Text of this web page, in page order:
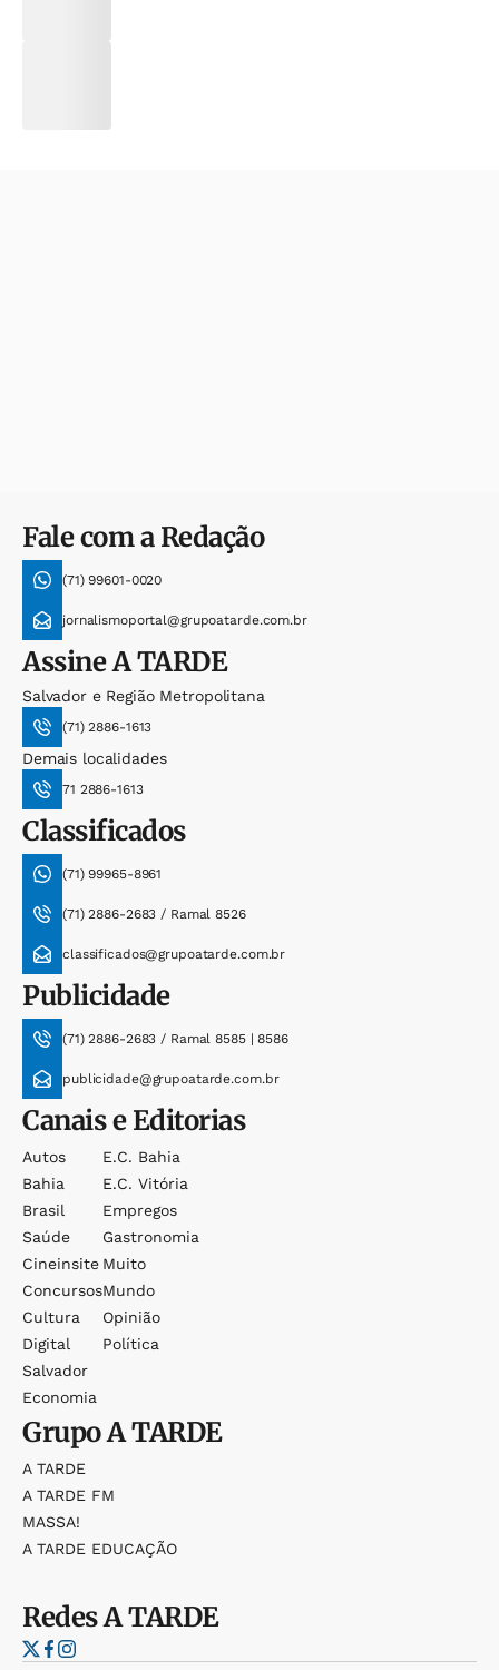
Fale com a Redação
(71) 99601-0020
jornalismoportal@grupoatarde.com.br
AssineA TARDE
Salvador e Região Metropolitana
(71) 2886-1613
Demais localidades
71 2886-1613
Classificados
(71) 99965-8961
(71) 2886-2683 / Ramal 8526
classificados@grupoatarde.com.br
Publicidade
(71) 2886-2683 / Ramal 8585 | 8586
publicidade@grupoatarde.com.br
Canais e Editorias
Autos
Bahia
Brasil
Saúde
Cineinsite
Concursos
Cultura
Digital
Salvador
Economia
E.c. Bahia
E.c. Vitória
Empregos
Gastronomia
Muito
Mundo
Opinião
Política
GrupoA TARDE
A TARDE
A TARDE FM
MASSA!
A TARDE EDUCAÇÃO
RedesA TARDE